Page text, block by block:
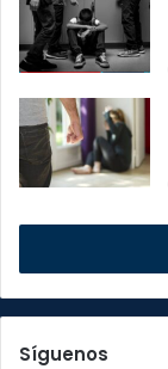
Síguenos